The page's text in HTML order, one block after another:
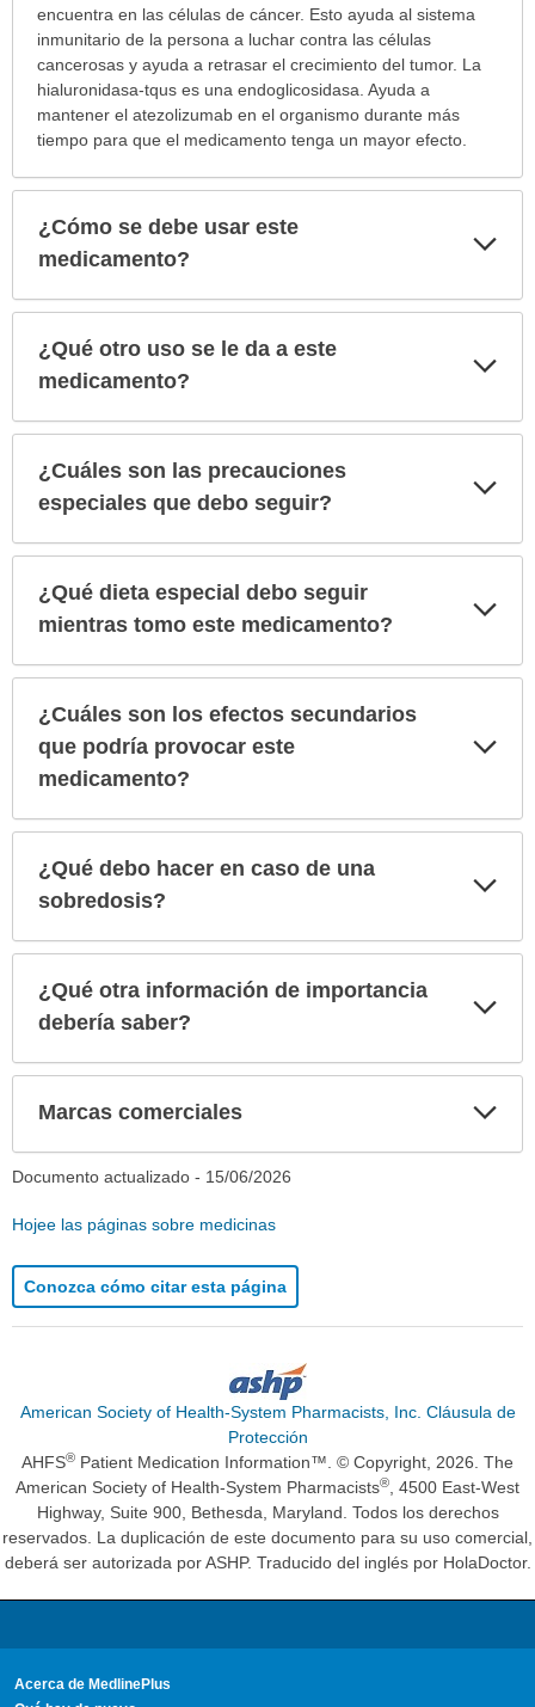
encuentra en las células de cáncer. Esto ayuda al sistema
inmunitario de la persona a luchar contra las células
cancerosas y ayuda a retrasar el crecimiento del tumor. La
hialuronidasa-tqus es una endoglicosidasa. Ayuda a
mantener el atezolizumab en el organismo durante más
tiempo para que el medicamento tenga un mayor efecto.
¿Cómo se debe usar este
medicamento?
¿Qué otro uso se le da a este
medicamento?
¿Cuáles son las precauciones
especiales que debo seguir?
¿Qué dieta especial debo seguir
mientras tomo este medicamento?
¿Cuáles son los efectos secundarios
que podría provocar este
medicamento?
¿Qué debo hacer en caso de una
sobredosis?
¿Qué otra información de importancia
debería saber?
Marcas comerciales
Documento actualizado - 15/06/2026
Hojee las páginas sobre medicinas
Conozca cómo citar esta página
American Society of Health-System Pharmacists, Inc. Cláusula de
Protección
AHFS® Patient Medication Information™. © Copyright, 2026. The
American Society of Health-System Pharmacists®, 4500 East-West
Highway, Suite 900, Bethesda, Maryland. Todos los derechos
reservados. La duplicación de este documento para su uso comercial,
deberá ser autorizada por ASHP. Traducido del inglés por HolaDoctor.
Acerca de MedlinePlus